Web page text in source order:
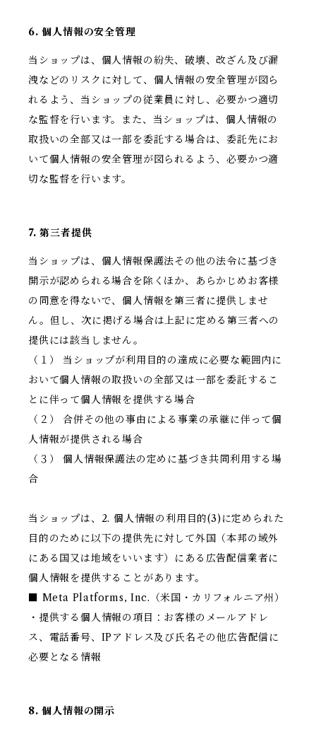
6. 個人情報の安全管理
当ショップは、個人情報の紛失、破壊、改ざん及び漏
洩などのリスクに対して、個人情報の安全管理が図ら
れるよう、当ショップの従業員に対し、必要かつ適切
な監督を行います。また、当ショップは、個人情報の
取扱いの全部又は一部を委託する場合は、委託先にお
いて個人情報の安全管理が図られるよう、必要かつ適
切な監督を行います。
7. 第三者提供
当ショップは、個人情報保護法その他の法令に基づき
開示が認められる場合を除くほか、あらかじめお客様
の同意を得ないで、個人情報を第三者に提供しませ
ん。但し、次に掲げる場合は上記に定める第三者への
提供には該当しません。
（１） 当ショップが利用目的の達成に必要な範囲内に
おいて個人情報の取扱いの全部又は一部を委託するこ
とに伴って個人情報を提供する場合
（２） 合併その他の事由による事業の承継に伴って個
人情報が提供される場合
（３） 個人情報保護法の定めに基づき共同利用する場
合
当ショップは、2. 個人情報の利用目的(3)に定められた
目的のために以下の提供先に対して外国（本邦の域外
にある国又は地域をいいます）にある広告配信業者に
個人情報を提供することがあります。
■ Meta Platforms, Inc.（米国・カリフォルニア州）
・提供する個人情報の項目：お客様のメールアドレ
ス、電話番号、IPアドレス及び氏名その他広告配信に
必要となる情報
8. 個人情報の開示